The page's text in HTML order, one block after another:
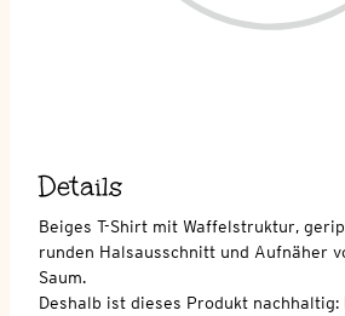
Details
Beiges T-Shirt mit Waffelstruktur,
runden Halsausschnitt und Aufnäher
Saum.
Deshalb ist dieses Produkt nachhaltig: